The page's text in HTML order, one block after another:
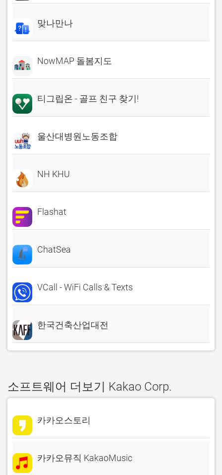
맞나만나
NowMAP 돌봄지도
티그립온 - 골프 친구 찾기!
울산대병원노동조합
NH KHU
Flashat
ChatSea
VCall - WiFi Calls & Texts
한국건축산업대전
소프트웨어 더보기 Kakao Corp.
카카오스토리
카카오뮤직 KakaoMusic